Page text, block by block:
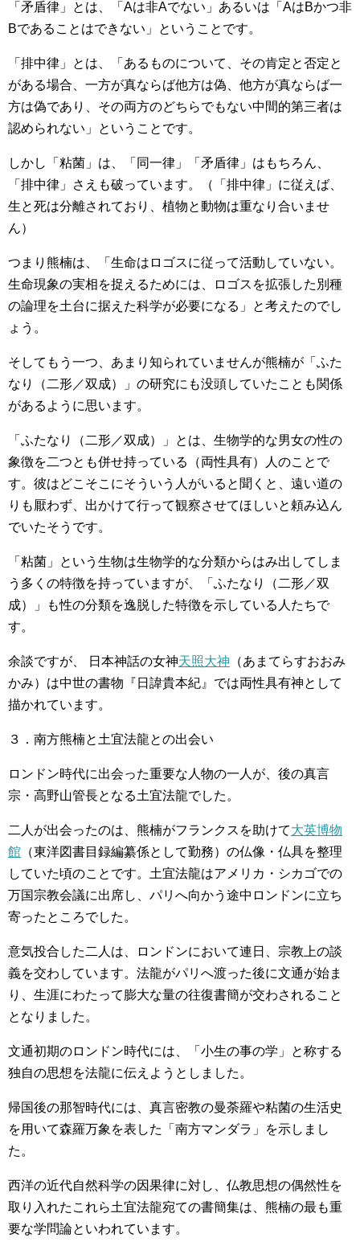
「矛盾律」とは、「Aは非Aでない」あるいは「AはBかつ非
Bであることはできない」ということです。
「排中律」とは、「あるものについて、その肯定と否定と
がある場合、一方が真ならば他方は偽、他方が真ならば一
方は偽であり、その両方のどちらでもない中間的第三者は
認められない」ということです。
しかし「粘菌」は、「同一律」「矛盾律」はもちろん、
「排中律」さえも破っています。（「排中律」に従えば、
生と死は分離されており、植物と動物は重なり合いませ
ん）
つまり熊楠は、「生命はロゴスに従って活動していない。
生命現象の実相を捉えるためには、ロゴスを拡張した別種
の論理を土台に据えた科学が必要になる」と考えたのでし
ょう。
そしてもう一つ、あまり知られていませんが熊楠が「ふた
なり（二形／双成）」の研究にも没頭していたことも関係
があるように思います。
「ふたなり（二形／双成）」とは、生物学的な男女の性の
象徴を二つとも併せ持っている（両性具有）人のことで
す。彼はどこそこにそういう人がいると聞くと、遠い道の
りも厭わず、出かけて行って観察させてほしいと頼み込ん
でいたそうです。
「粘菌」という生物は生物学的な分類からはみ出してしま
う多くの特徴を持っていますが、「ふたなり（二形／双
成）」も性の分類を逸脱した特徴を示している人たちで
す。
余談ですが、 日本神話の女神天照大神 （あまてらすおおみ
かみ）は中世の書物『日諱貴本紀』では両性具有神として
描かれています。
３．南方熊楠と土宜法龍との出会い
ロンドン時代に出会った重要な人物の一人が、後の真言
宗・高野山管長となる土宜法龍でした。
二人が出会ったのは、熊楠がフランクスを助けて大英博物
館 （東洋図書目録編纂係として勤務）の仏像・仏具を整理
していた頃のことです。土宜法龍はアメリカ・シカゴでの
万国宗教会議に出席し、パリへ向かう途中ロンドンに立ち
寄ったところでした。
意気投合した二人は、ロンドンにおいて連日、宗教上の談
義を交わしています。法龍がパリへ渡った後に文通が始ま
り、生涯にわたって膨大な量の往復書簡が交わされること
となりました。
文通初期のロンドン時代には、「小生の事の学」と称する
独自の思想を法龍に伝えようとしました。
帰国後の那智時代には、真言密教の曼荼羅や粘菌の生活史
を用いて森羅万象を表した「南方マンダラ」を示しまし
た。
西洋の近代自然科学の因果律に対し、仏教思想の偶然性を
取り入れたこれら土宜法龍宛ての書簡集は、熊楠の最も重
要な学問論といわれています。